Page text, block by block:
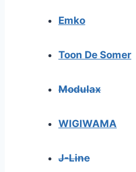
Emko
Toon De Somer
Modulax
WIGIWAMA
J-Line